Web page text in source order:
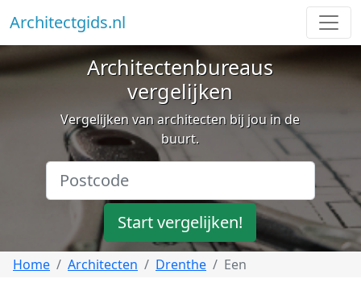
Architectgids.nl
Architectenbureaus
vergelijken
Vergelijken van architecten bij jou in de
buurt.
Start vergelijken!
Home Architecten Drenthe Een